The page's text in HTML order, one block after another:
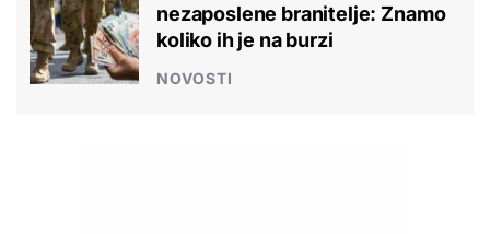
nezaposlene branitelje: Znamo
koliko ih je na burzi
NOVOSTI